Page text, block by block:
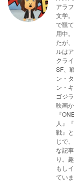
アラ
文学
で観
用中
たが
ルは
クラ
SF、
ン・
ン・
ゴジ
映画
『
人』
戦』
じで
な記
り。
もし
ていま